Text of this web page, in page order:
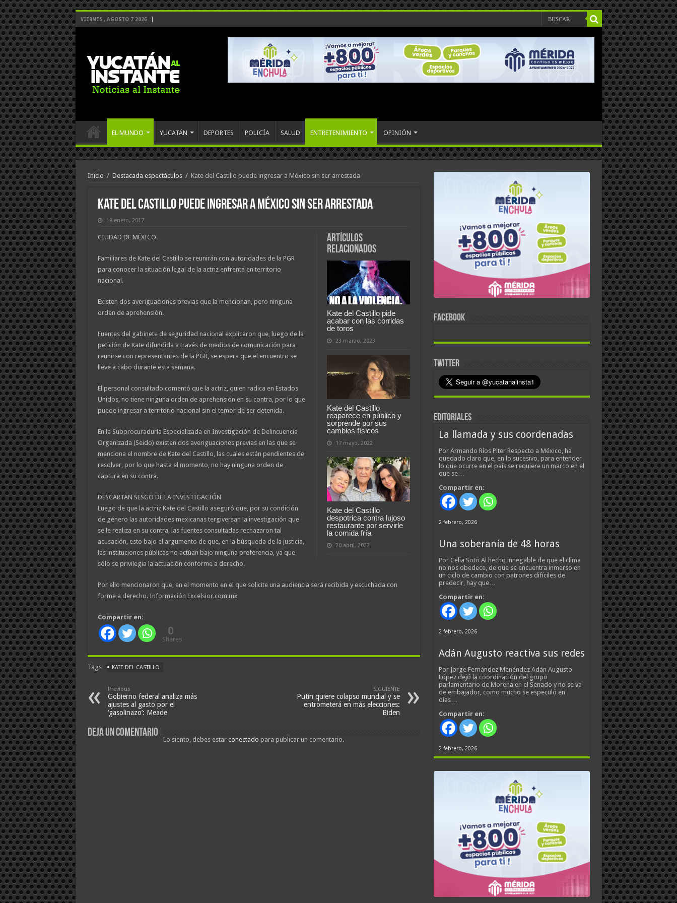
VIERNES , AGOSTO 7 2026
EL MUNDO YUCATÁN DEPORTES POLICÍA SALUD ENTRETENIMIENTO OPINIÓN
Inicio / Destacada espectáculos / Kate del Castillo puede ingresar a México sin ser arrestada
Kate del Castillo puede ingresar a México sin ser arrestada
18 enero, 2017
Artículos
relacionados
Kate del Castillo pide
acabar con las corridas
de toros
23 marzo, 2023
Kate del Castillo
reaparece en público y
sorprende por sus
cambios físicos
17 mayo, 2022
Kate del Castillo
despotrica contra lujoso
restaurante por servirle
la comida fría
20 abril, 2022
CIUDAD DE MÉXICO.
Familiares de Kate del Castillo se reunirán con autoridades de la PGR
para conocer la situación legal de la actriz enfrenta en territorio
nacional.
Existen dos averiguaciones previas que la mencionan, pero ninguna
orden de aprehensión.
Fuentes del gabinete de seguridad nacional explicaron que, luego de la
petición de Kate difundida a través de medios de comunicación para
reunirse con representantes de la PGR, se espera que el encuentro se
lleve a cabo durante esta semana.
El personal consultado comentó que la actriz, quien radica en Estados
Unidos, no tiene ninguna orden de aprehensión en su contra, por lo que
puede ingresar a territorio nacional sin el temor de ser detenida.
En la Subprocuraduría Especializada en Investigación de Delincuencia
Organizada (Seido) existen dos averiguaciones previas en las que se
menciona el nombre de Kate del Castillo, las cuales están pendientes de
resolver, por lo que hasta el momento, no hay ninguna orden de
captura en su contra.
DESCARTAN SESGO DE LA INVESTIGACIÓN
Luego de que la actriz Kate del Castillo aseguró que, por su condición
de género las autoridades mexicanas tergiversan la investigación que
se le realiza en su contra, las fuentes consultadas rechazaron tal
acusación, esto bajo el argumento de que, en la búsqueda de la justicia,
las instituciones públicas no actúan bajo ninguna preferencia, ya que
sólo se privilegia la actuación conforme a derecho.
Por ello mencionaron que, en el momento en el que solicite una audiencia será recibida y escuchada con
forme a derecho. Información Excelsior.com.mx
Compartir en:
0
Shares
Tags KATE DEL CASTILLO
Previous
Gobierno federal analiza más
ajustes al gasto por el
‘gasolinazo’: Meade
SIGUIENTE
Putin quiere colapso mundial y se
entrometerá en más elecciones:
Biden
Deja un comentario
Lo siento, debes estar conectado para publicar un comentario.
FACEBOOK
TWITTER
EDITORIALES
La llamada y sus coordenadas
Por Armando Ríos Piter Respecto a México, ha
quedado claro que, en lo sucesivo, para entender
lo que ocurre en el país se requiere un marco en el
que se…
Compartir en:
2 febrero, 2026
Una soberanía de 48 horas
Por Celia Soto Al hecho innegable de que el clima
no nos obedece, de que se encuentra inmerso en
un ciclo de cambio con patrones difíciles de
predecir, hay que…
Compartir en:
2 febrero, 2026
Adán Augusto reactiva sus redes
Por Jorge Fernández Menéndez Adán Augusto
López dejó la coordinación del grupo
parlamentario de Morena en el Senado y no se va
de embajador, como mucho se especuló en
días…
Compartir en:
2 febrero, 2026